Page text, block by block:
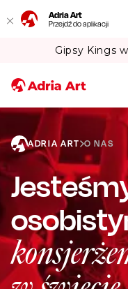
Adria Art
Przejdź do aplikacji
Gipsy Kings
ADRIA ART O NAS